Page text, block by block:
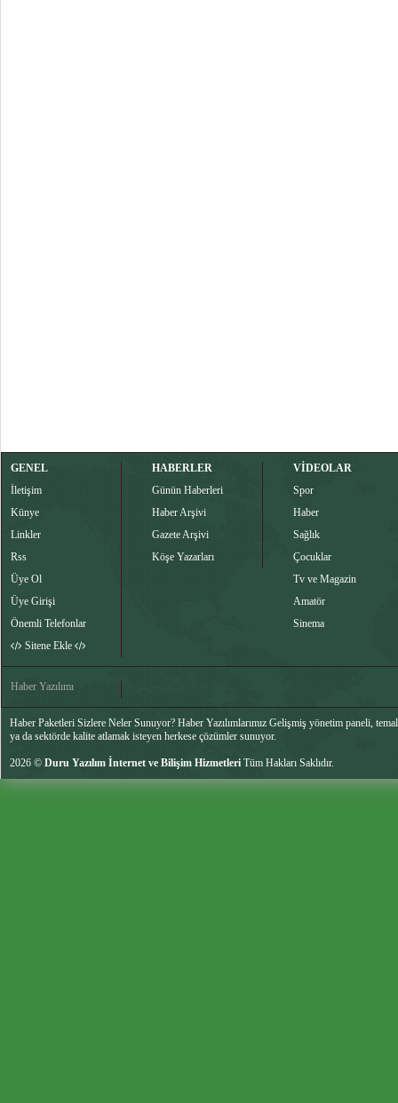
GENEL
İletişim
Künye
Linkler
Rss
Üye Ol
Üye Girişi
Önemli Telefonlar
Sitene Ekle
HABERLER
Günün Haberleri
Haber Arşivi
Gazete Arşivi
Köşe Yazarları
VİDEOLAR
Spor
Haber
Sağlık
Çocuklar
Tv ve Magazin
Amatör
Sinema
Haber Yazılımı
Haber Paketleri Sizlere Neler Sunuyor? Haber Yazılımlarımız Gelişmiş yönetim paneli,
ya da sektörde kalite atlamak isteyen herkese çözümler sunuyor.
2026 © Duru Yazılım İnternet ve Bilişim Hizmetleri Tüm Hakları Saklıdır.